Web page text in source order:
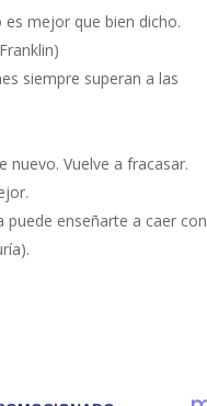
es mejor que bien dicho.
siempre superan a las
nuevo. Vuelve a fracasar.
puede enseñarte a caer con